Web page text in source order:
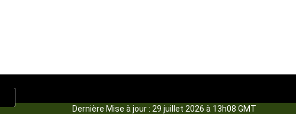
Dernière Mise à jour : 29 juillet 2026 à 13h08 GMT